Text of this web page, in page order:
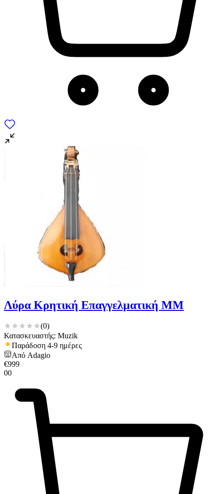
Λύρα Κρητική Επαγγελματική ΜΜ
(0)
Κατασκευαστής: Muzik
Παράδοση 4-9 ημέρες
Από Adagio
€999
00